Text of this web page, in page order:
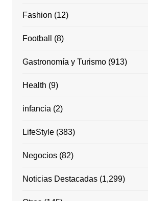
Fashion (12)
Football (8)
Gastronomía y Turismo(913)
Health (9)
infancia (2)
LifeStyle(383)
Negocios(82)
Noticias Destacadas(1,299)